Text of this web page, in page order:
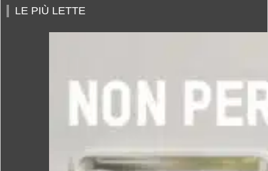
LE PIÙ LETTE